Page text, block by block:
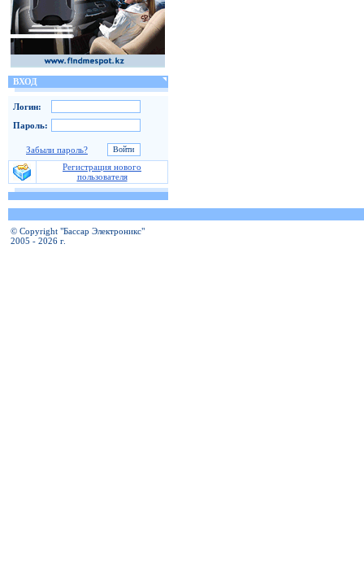
ВХОД
Логин:
Пароль:
Забыли пароль?
Регистрация нового
пользователя
© Copyright "Бассар Электроникс"
2005 - 2026 г.